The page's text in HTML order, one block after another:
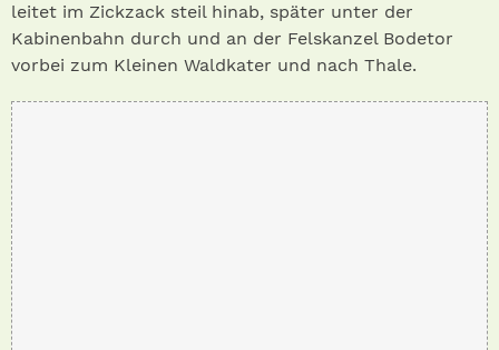
leitet im Zickzack steil hinab, später unter der
Kabinenbahn durch und an der Felskanzel Bodetor
vorbei zum Kleinen Waldkater und nach Thale.